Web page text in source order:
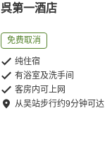
呉第一酒店
免费取消
纯住宿
有浴室及洗手间
客房内可上网
从吴站步行约9分钟可达